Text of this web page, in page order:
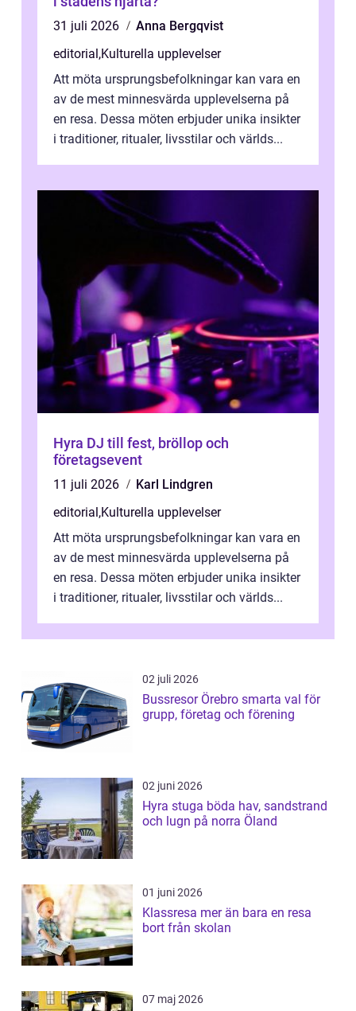
31 juli 2026
Anna Bergqvist
editorial,Kulturella upplevelser
Att möta ursprungsbefolkningar kan vara en
av de mest minnesvärda upplevelserna på
en resa. Dessa möten erbjuder unika insikter
i traditioner, ritualer, livsstilar och världs...
Hyra DJ till fest, bröllop och
företagsevent
11 juli 2026
Karl Lindgren
editorial,Kulturella upplevelser
Att möta ursprungsbefolkningar kan vara en
av de mest minnesvärda upplevelserna på
en resa. Dessa möten erbjuder unika insikter
i traditioner, ritualer, livsstilar och världs...
02 juli 2026
Bussresor Örebro smarta val för
grupp, företag och förening
02 juni 2026
Hyra stuga böda hav, sandstrand
och lugn på norra Öland
01 juni 2026
Klassresa mer än bara en resa
bort från skolan
07 maj 2026